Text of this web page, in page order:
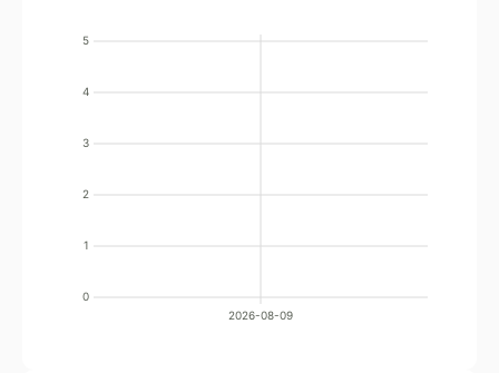
0
1
2
3
4
5
2026-08-09